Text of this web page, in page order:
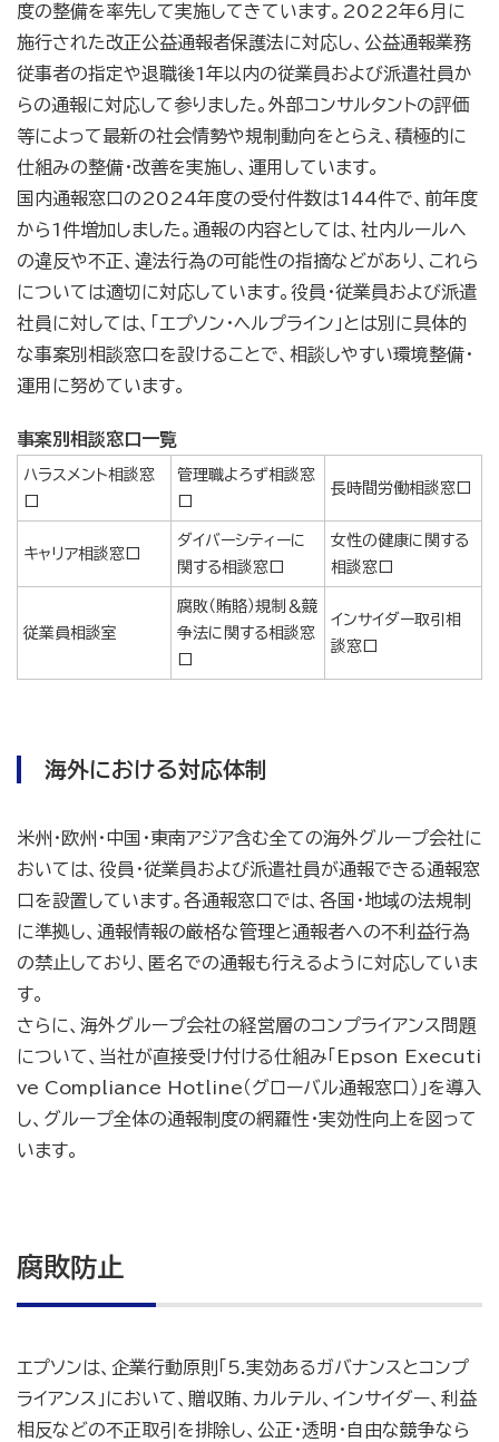
度の整備を率先して実施してきています。2022年6月に
施行された改正公益通報者保護法に対応し、公益通報業務
従事者の指定や退職後1年以内の従業員および派遣社員か
らの通報に対応して参りました。外部コンサルタントの評価
等によって最新の社会情勢や規制動向をとらえ、積極的に
仕組みの整備・改善を実施し、運用しています。
国内通報窓口の2024年度の受付件数は144件で、前年度
から1件増加しました。通報の内容としては、社内ルールへ
の違反や不正、違法行為の可能性の指摘などがあり、これら
については適切に対応しています。役員・従業員および派遣
社員に対しては、「エプソン・ヘルプライン」とは別に具体的
な事案別相談窓口を設けることで、相談しやすい環境整備・
運用に努めています。
事案別相談窓口一覧
ハラスメント相談窓
管理職よろず相談窓
長時間労働相談窓口
キャリア相談窓口
ダイバーシティーに
関する相談窓口
女性の健康に関する
相談窓口
従業員相談室
腐敗（賄賂）規制＆競
争法に関する相談窓
インサイダー取引相
談窓口
海外における対応体制
米州・欧州・中国・東南アジア含む全ての海外グループ会社に
おいては、役員・従業員および派遣社員が通報できる通報窓
口を設置しています。各通報窓口では、各国・地域の法規制
に準拠し、通報情報の厳格な管理と通報者への不利益行為
の禁止しており、匿名での通報も行えるように対応していま
す。
さらに、海外グループ会社の経営層のコンプライアンス問題
について、当社が直接受け付ける仕組み「Epson Executi
ve Compliance Hotline（グローバル通報窓口）」を導入
し、グループ全体の通報制度の網羅性・実効性向上を図って
います。
腐敗防止
エプソンは、企業行動原則「5.実効あるガバナンスとコンプ
ライアンス」において、贈収賄、カルテル、インサイダー、利益
相反などの不正取引を排除し、公正・透明・自由な競争なら